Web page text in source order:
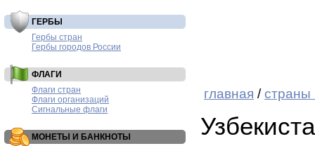
ГЕРБЫ
Гербы стран
Гербы городов России
ФЛАГИ
Флаги стран
Флаги организаций
Сигнальные флаги
МОНЕТЫ И БАНКНОТЫ
главная /страны